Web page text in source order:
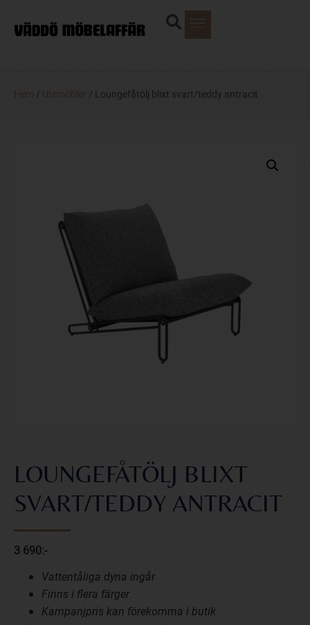
Hem / Utemöbler / Loungefåtölj blixt svart/teddy antracit
LOUNGEFÅTÖLJ BLIXT
SVART/TEDDY ANTRACIT
3 690:-
Vattentåliga dyna ingår
Finns i flera färger
Kampanjpris kan förekomma i butik